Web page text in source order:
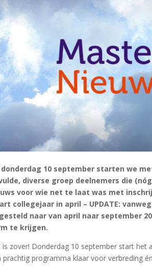
donderdag 10 september starten we
diverse groep deelnemers die
voor wie net te laat was met
collegejaar in april – UPDATE:
naar van april naar september
te krijgen.
is zover! Donderdag 10 september start het
prachtig programma klaar voor verbreding